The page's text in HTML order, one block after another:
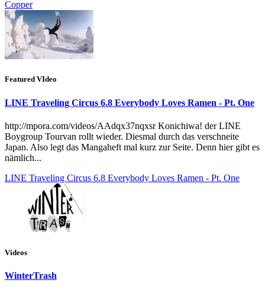
Copper
Featured VIdeo
LINE Traveling Circus 6.8 Everybody Loves Ramen - Pt. One
http://mpora.com/videos/AAdqx37nqxsr Konichiwa! der LINE
Boygroup Tourvan rollt wieder. Diesmal durch das verschneite
Japan. Also legt das Mangaheft mal kurz zur Seite. Denn hier gibt es
nämlich...
LINE Traveling Circus 6.8 Everybody Loves Ramen - Pt. One
Videos
WinterTrash